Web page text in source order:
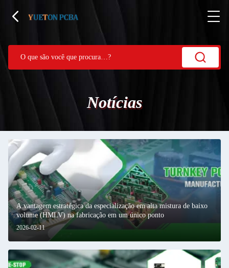
Notícias
2026-02-11
A vantagem estratégica da especialização em alta mistura de baixo
volume (HMLV) na fabricação em um único ponto